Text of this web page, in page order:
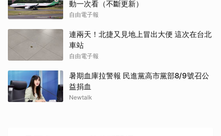
動一次看（不斷更新）
自由電子報
連兩天！北捷又見地上冒出大便 這次在台北
車站
自由電子報
暑期血庫拉警報 民進黨高市黨部8/9號召公
益捐血
Newtalk